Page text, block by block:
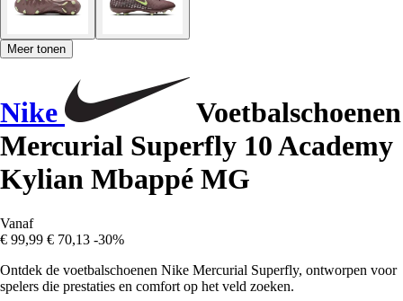
Meer tonen
Nike
Voetbalschoenen
Mercurial Superfly 10 Academy
Kylian Mbappé MG
Vanaf
€ 99,99 € 70,13 -30%
Ontdek de voetbalschoenen Nike Mercurial Superfly, ontworpen voor
spelers die prestaties en comfort op het veld zoeken.